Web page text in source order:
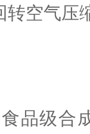
转空气压
品级合